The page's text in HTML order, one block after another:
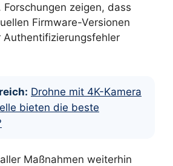
zeigen, dass
Firmware-Versionen
Authentifizierungsfehler
Drohne mit 4K-Kamera
bieten die beste
Maßnahmen weiterhin